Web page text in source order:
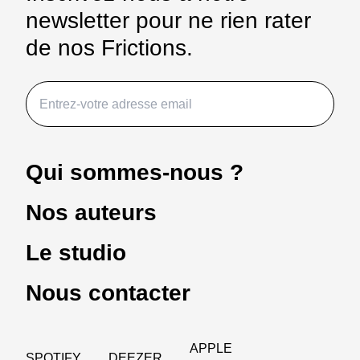
commence et
pays ?
newsletter pour ne rien rater
de nos Frictions.
Qui sommes-nous ?
Nos auteurs
Le studio
Nous contacter
APPLE